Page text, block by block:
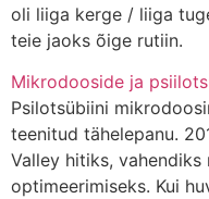
oli liiga kerge / liiga
teie jaoks õige rutiin.
Mikrodooside ja
Psilotsübiini
teenitud tähelepanu.
Valley hitiks,
optimeerimiseks. Kui